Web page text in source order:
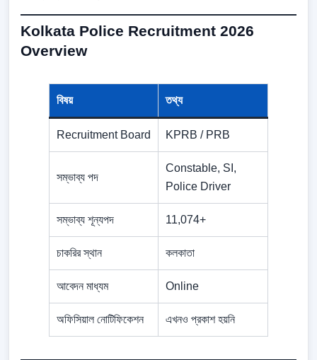
Kolkata Police Recruitment 2026
Overview
বিষয় তথ্য
Recruitment Board KPRB / PRB
সম্ভাব্য পদ
Constable, SI,
Police Driver
সম্ভাব্য শূন্যপদ 11,074+
চাকরির স্থান কলকাতা
আবেদন মাধ্যম Online
অফিসিয়াল নোটিফিকেশন এখনও প্রকাশ হয়নি